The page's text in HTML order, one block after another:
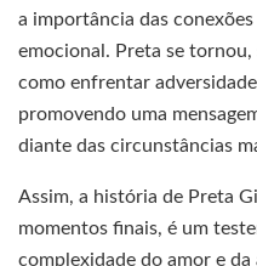
a importância das
emocional. Preta se
como enfrentar
promovendo uma
diante das circunstâncias
Assim, a história de Preta
momentos finais, é um
complexidade do amor e da